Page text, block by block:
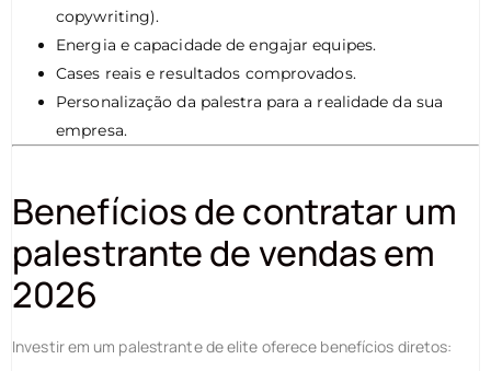
copywriting).
Energia e capacidade de engajar equipes.
Cases reais e resultados comprovados.
Personalização da palestra para a realidade da sua
empresa.
Benefícios de contratar um
palestrante de vendas em
2026
Investir em um palestrante de elite oferece benefícios diretos: